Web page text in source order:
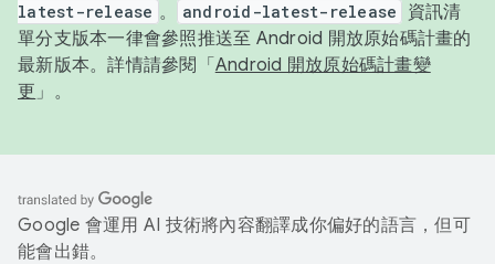
latest-release 。 android-latest-release
資訊清
單分支版本一律會參照推送至 Android 開放原始碼計畫的
最新版本。詳情請參閱「 Android 開放原始碼計畫變
更 」。
Google 會運用 AI 技術將內容翻譯成你偏好的語言，但可
能會出錯。